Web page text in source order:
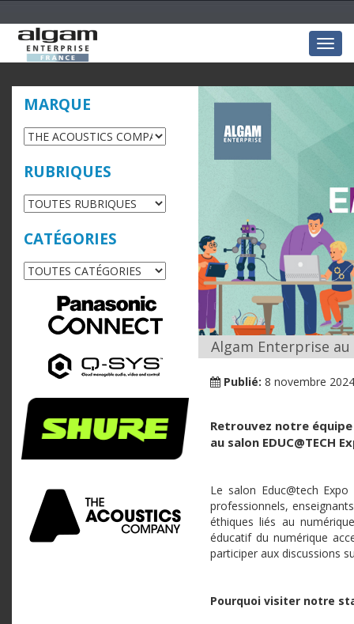
MARQUE
RUBRIQUES
CATÉGORIES
Algam Enterprise au
Publié: 8 novembre 2024
Retrouvez notre
au salon EDUC@TECH
Le salon Educ@tech
professionnels,
éthiques liés au
éducatif du numérique
participer aux discussions
Pourquoi visiter notre